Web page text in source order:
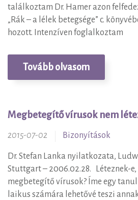
találkoztam Dr. Hamer azon
„Rák – a lélek betegsége” c.
hozott. Intenzíven foglalkoztam
Tovább olvasom
Megbetegítő vírusok nem
2015-07-02 Bizonyítások
Dr. Stefan Lanka nyilatkozata,
Stuttgart – 2006.02.28. Léteznek-
megbetegítő vírusok? Íme egy
laikus számára lehetővé teszi